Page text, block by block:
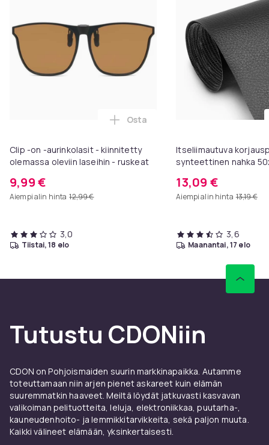
Clip -on -aurinkolasit - kiinnitetty
olemassa oleviin laseihin - ruskeat
9,99 €
Aiempi alin hinta 12,99 €
Lisää Clip -on -aurinkolasit -
Osta
3,0
tiistai, 18 elo
Itseliimautuva
synteettinen nahka
13,09 €
Aiempi alin hinta 13,19 €
3,6
maanantai, 17 elo
Tutustu CDONiin
CDON on Pohjoismaiden suurin markkinapaikka. Autamme
toteuttamaan niin arjen pienet askareet kuin elämän
suuremmatkin haaveet. Meiltä löydät jatkuvasti kasvavan
valikoiman pelituotteita, leluja, elektroniikkaa, puutarha-,
kauneudenhoito- ja lemmikkitarvikkeita, sekä paljon muuta.
Kaikki välineet elämään, yksinkertaisesti.